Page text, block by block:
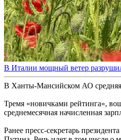
В Италии мощный ветер
В Ханты-Мансийском АО средняя
Тремя «новичками рейтинга»,
среднемесячная начисленная
Ранее пресс-секретарь